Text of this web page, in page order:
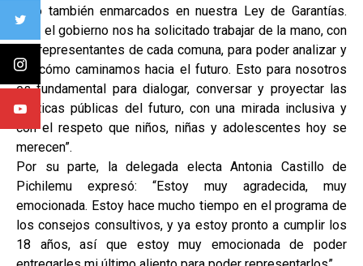
pero también enmarcados en nuestra Ley de Garantías.
Hoy, el gobierno nos ha solicitado trabajar de la mano, con
los representantes de cada comuna, para poder analizar y
ver cómo caminamos hacia el futuro. Esto para nosotros
es fundamental para dialogar, conversar y proyectar las
políticas públicas del futuro, con una mirada inclusiva y
con el respeto que niños, niñas y adolescentes hoy se
merecen”.
Por su parte, la delegada electa Antonia Castillo de
Pichilemu expresó: “Estoy muy agradecida, muy
emocionada. Estoy hace mucho tiempo en el programa de
los consejos consultivos, y ya estoy pronto a cumplir los
18 años, así que estoy muy emocionada de poder